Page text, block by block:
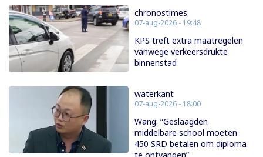
chronostimes
07-aug-2026 - 19:48
KPS treft extra maatregelen
vanwege verkeersdrukte
binnenstad
waterkant
07-aug-2026 - 18:00
Wang: “Geslaagden
middelbare school moeten
450 SRD betalen om diploma